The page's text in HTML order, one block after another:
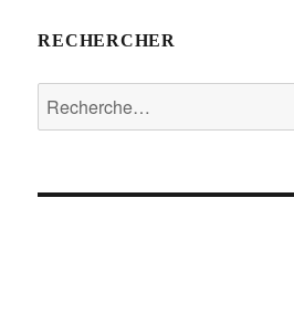
RECHERCHER
Recherche
pour :